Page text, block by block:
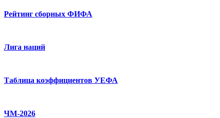
Рейтинг сборных ФИФА
Лига наций
Таблица коэффициентов УЕФА
ЧМ-2026